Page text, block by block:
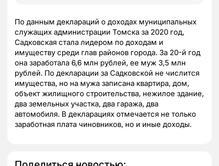
По данным деклараций о доходах муниципальных
служащих администрации Томска за 2020 год,
Садковская стала лидером по доходам и
имуществу среди глав районов города. За 20-й год
она заработала 6,6 млн рублей, ее муж 3,5 млн
рублей. По декларации за Садковской не числится
имущества, но на мужа записана квартира, дом,
объект жилищного строительства, нежилое здание,
два земельных участка, два гаража, два
автомобиля. В декларациях отмечается не только
заработная плата чиновников, но и иные доходы.